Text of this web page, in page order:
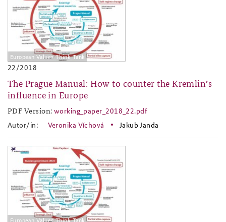
Anfahrt
Freundeskreis
Deutsches Forum Sicherheitspolitik
Arbeitskreis "Junge Sicherheitspolitiker"
Das Sicherheitspolitische Gespräch an der BAKS
Studierendenkonferenz Sicherheitspolitik gestalten
Newsletter-Archiv
European Values Think Tank
22/2018
The Prague Manual: How to counter the Kremlin’s
influence in Europe
PDF Version:working_paper_2018_22.pdf
working_paper_2018_22.pdf
Autor/in:
Veronika Víchová Jakub Janda
2018-22.jpg
European Values Think Tank